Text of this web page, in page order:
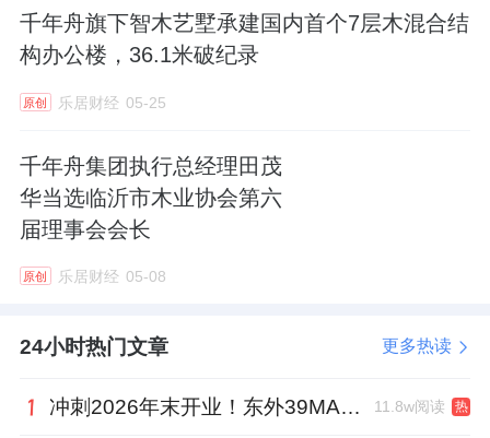
所后，上市首日涨幅亮眼。老牌涂企美涂士也
持续推进上市辅导，整个涂料行业迎来资本化
不断。板材领域的千年舟，近期刚刚提交北交
所辅导备案，几经调整后最终锚定北交所赛
板未果后，转战新三板筹备北交所上市，贴合
十分清晰。一方面，北交所对专精特新企业政
千年舟旗下智木艺墅承建国内首个7层木混合结
构办公楼，36.1米破纪录
原创 乐居财经 05-25
千年舟集团执行总经理田茂
华当选临沂市木业协会第六
届理事会会长
原创 乐居财经 05-08
24小时热门文章 更多热读
冲刺2026年末开业！东外39MALL全球招商启幕，重构东直门商圈格局 11.8w阅读 热